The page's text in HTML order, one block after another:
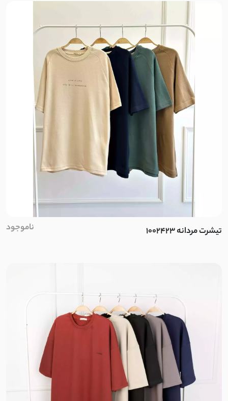
تیشرت مردانه 1002423 ناموجود